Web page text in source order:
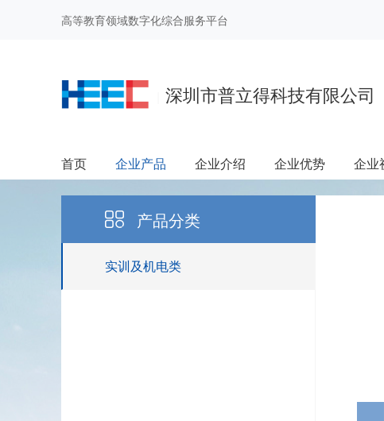
高等教育领域数字化综合服务平台
深圳市普立得科技有限公司
首页 企业产品 企业介绍 企业优势 企业
产品分类
实训及机电类